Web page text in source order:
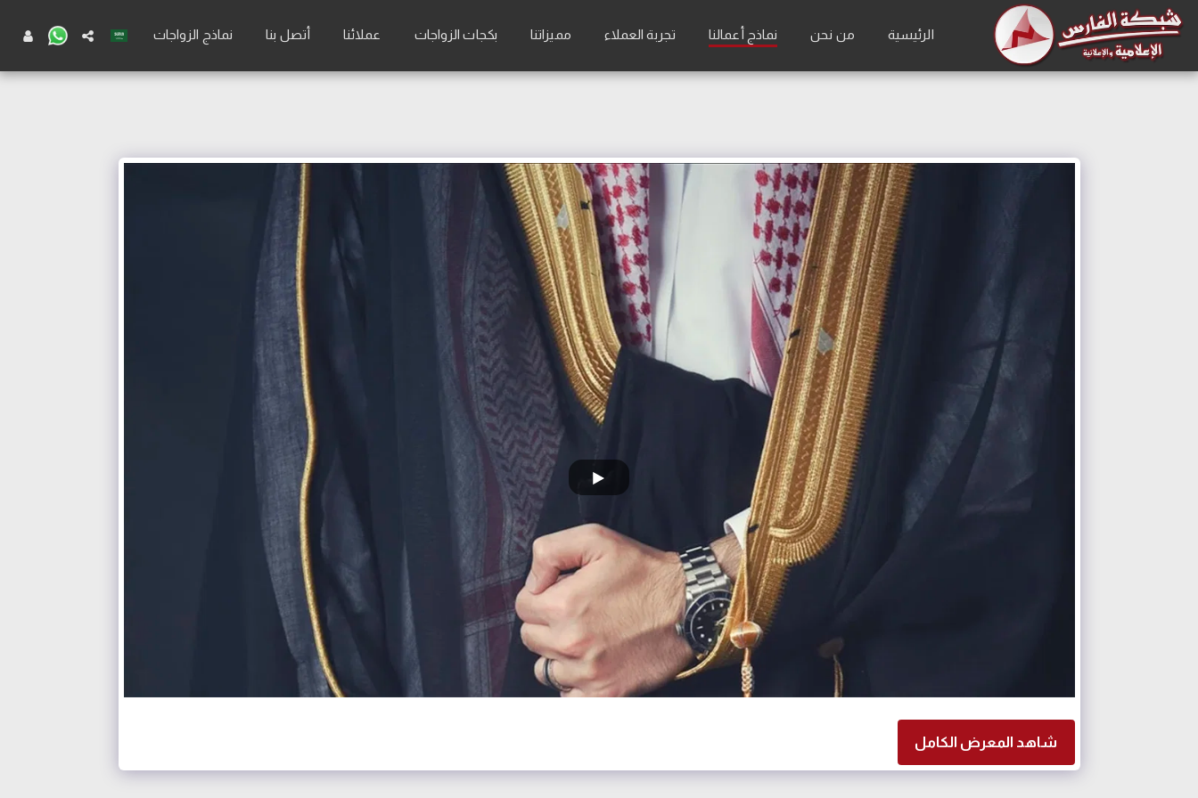
الرئيسية من نحن نماذج أعمالنا تجربة العملاء مميزاتنا بكجات الزواجات عملائنا أتصل بنا نماذج الزواجات
شاهد المعرض الكامل